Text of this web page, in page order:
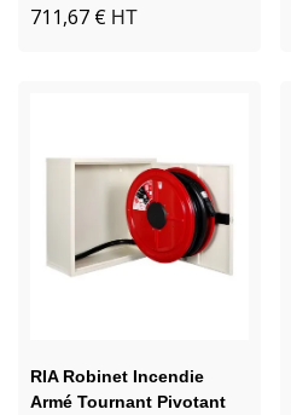
711,67 € HT
RIA Robinet Incendie
Armé Tournant Pivotant